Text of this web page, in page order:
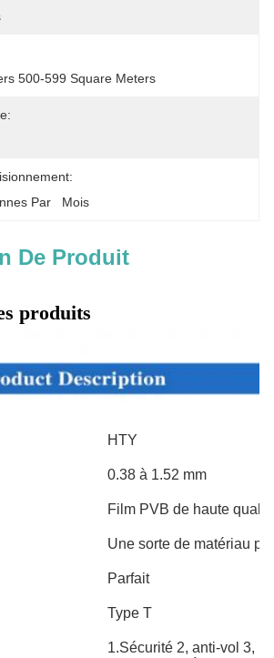
500-599 Square Meters
Par   Mois
De Produit
produits
HTY
0.38 à 1.52 mm
Film PVB de haute
Une sorte de matériau
Parfait
Type T
1.Sécurité 2, anti-vol 3,